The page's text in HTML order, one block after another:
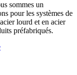
sommes un
pour les systèmes de
lourd et en acier
préfabriqués.